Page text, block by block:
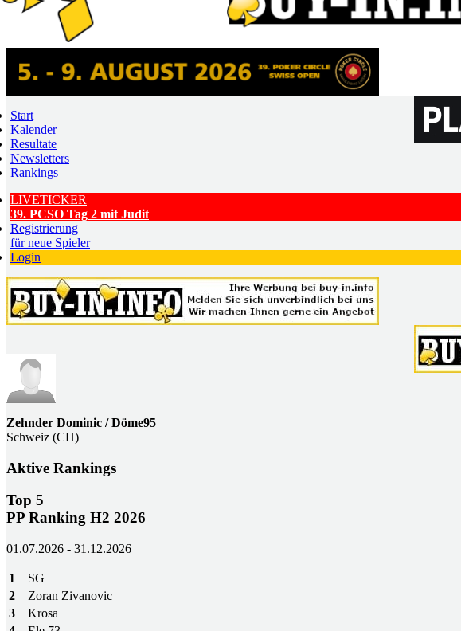
Start
Kalender
Resultate
Newsletters
Rankings
LIVETICKER
39. PCSO Tag 2 mit Judit
Registrierung
für neue Spieler
Login
Zehnder Dominic / Döme95
Schweiz (CH)
Aktive Rankings
Top 5
PP Ranking H2 2026
01.07.2026 - 31.12.2026
1 SG
2
Zoran Zivanovic
3
Krosa